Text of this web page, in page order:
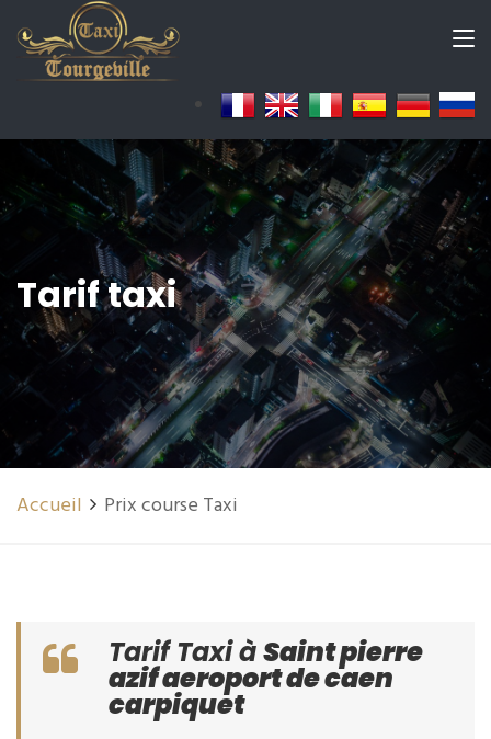
Tarif taxi
Accueil Prix course Taxi
Tarif Taxi àSaint pierre
azif aeroport de caen
carpiquet